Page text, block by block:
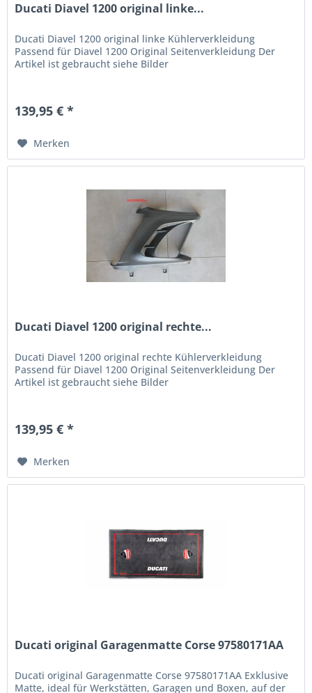
Ducati Diavel 1200 original linke...
Ducati Diavel 1200 original linke Kühlerverkleidung
Passend für Diavel 1200 Original Seitenverkleidung Der
Artikel ist gebraucht siehe Bilder
139,95 € *
Merken
Ducati Diavel 1200 original rechte...
Ducati Diavel 1200 original rechte Kühlerverkleidung
Passend für Diavel 1200 Original Seitenverkleidung Der
Artikel ist gebraucht siehe Bilder
139,95 € *
Merken
Ducati original Garagenmatte Corse 97580171AA
Ducati original Garagenmatte Corse 97580171AA Exklusive
Matte, ideal für Werkstätten, Garagen und Boxen, auf der